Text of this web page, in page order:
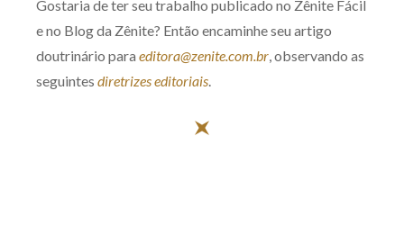
Gostaria de ter seu trabalho publicado no Zênite Fácil
e no Blog da Zênite? Então encaminhe seu artigo
doutrinário para editora@zenite.com.br, observando as
seguintes diretrizes editoriais.